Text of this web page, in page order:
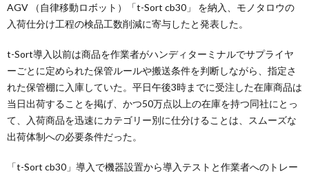
AGV （自律移動ロボット）「t-Sort cb30」 を納入、モノタロウの
入荷仕分け工程の検品工数削減に寄与したと発表した。
t-Sort導入以前は商品を作業者がハンディターミナルでサプライヤ
ーごとに定められた保管ルールや搬送条件を判断しながら、指定さ
れた保管棚に入庫していた。平日午後3時までに受注した在庫商品は
当日出荷することを掲げ、かつ50万点以上の在庫を持つ同社にとっ
て、入荷商品を迅速にカテゴリー別に仕分けることは、スムーズな
出荷体制への必要条件だった。
「t-Sort cb30」導入で機器設置から導入テストと作業者へのトレー